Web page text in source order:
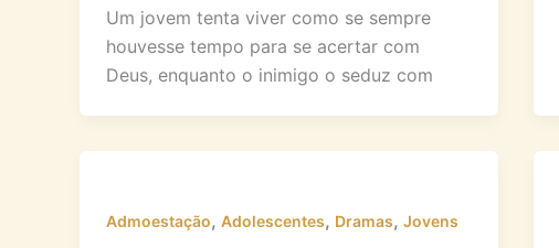
Um jovem tenta viver como se sempre
houvesse tempo para se acertar com
Deus, enquanto o inimigo o seduz com
Admoestação, Adolescentes, Dramas, Jovens